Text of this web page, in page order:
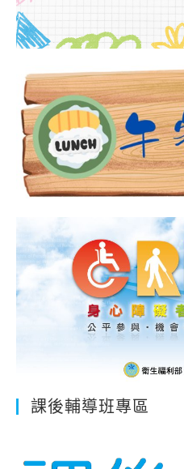
課後輔導班專區